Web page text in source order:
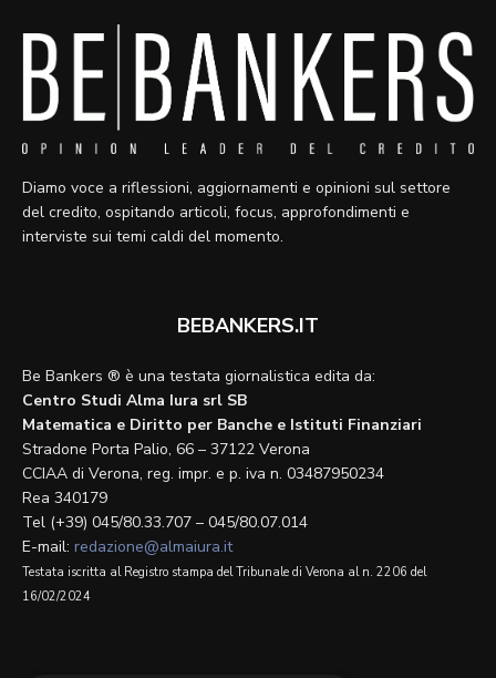
Diamo voce a riflessioni, aggiornamenti e opinioni sul settore
del credito, ospitando articoli, focus, approfondimenti e
interviste sui temi caldi del momento.
BEBANKERS.IT
Be Bankers ® è una testata giornalistica edita da:
Centro Studi Alma Iura srl SB
Matematica e Diritto per Banche e Istituti Finanziari
Stradone Porta Palio, 66 – 37122 Verona
CCIAA di Verona, reg. impr. e p. iva n. 03487950234
Rea 340179
Tel (+39) 045/80.33.707 – 045/80.07.014
E-mail: redazione@almaiura.it
Testata iscritta al Registro stampa del Tribunale di Verona al n. 2206 del
16/02/2024